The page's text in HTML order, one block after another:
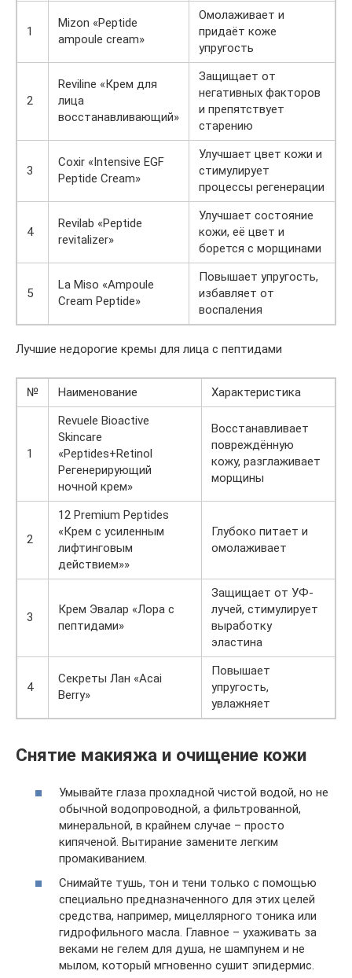
1
Mizon «Peptide
ampoule cream»
Омолаживает и
придаёт коже
упругость
2
Reviline «Крем для
лица
восстанавливающий»
Защищает от
негативных факторов
и препятствует
старению
3
Coxir «Intensive EGF
Peptide Cream»
Улучшает цвет кожи и
стимулирует
процессы регенерации
4
Revilab «Peptide
revitalizer»
Улучшает состояние
кожи, её цвет и
борется с морщинами
5
La Miso «Ampoule
Cream Peptide»
Повышает упругость,
избавляет от
воспаления
Лучшие недорогие кремы для лица с пептидами
№ Наименование Характеристика
1
Revuele Bioactive
Skincare
«Peptides+Retinol
Регенерирующий
ночной крем»
Восстанавливает
повреждённую
кожу, разглаживает
морщины
2
12 Premium Peptides
«Крем с усиленным
лифтинговым
действием»»
Глубоко питает и
омолаживает
3
Крем Эвалар «Лора с
пептидами»
Защищает от УФ-
лучей, стимулирует
выработку
эластина
4
Секреты Лан «Acai
Berry»
Повышает
упругость,
увлажняет
Снятие макияжа и очищение кожи
Умывайте глаза прохладной чистой водой, но не
обычной водопроводной, а фильтрованной,
минеральной, в крайнем случае – просто
кипяченой. Вытирание замените легким
промакиванием.
Снимайте тушь, тон и тени только с помощью
специально предназначенного для этих целей
средства, например, мицеллярного тоника или
гидрофильного масла. Главное – ухаживать за
веками не гелем для душа, не шампунем и не
мылом, который мгновенно сушит эпидермис.